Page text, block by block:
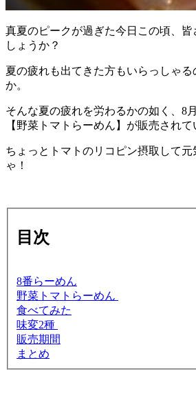
真夏のピークが過ぎた今日この頃、
しょうか？
夏の疲れも出てきた方もいらっしゃる
か。
そんな夏の疲れを労わるかの如く、8
【野菜トマトらーめん】が販売されて
ちょっとトマトのリコピン摂取して
ゃ！
目次
8番らーめん
野菜トマトらーめん
食べてみた
味変2種
販売期間
まとめ